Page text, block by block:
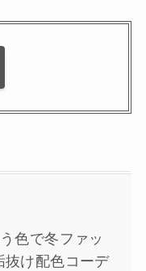
色で冬ファッ
抜け配色コーデ